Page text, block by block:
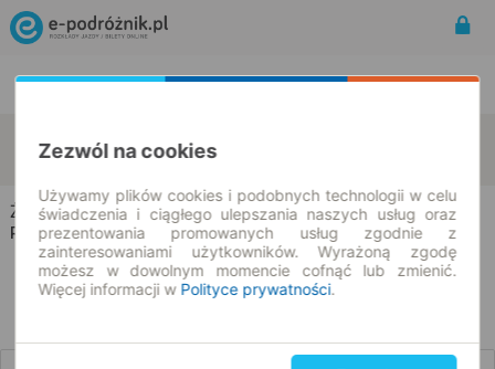
07.08.2026 | -- : --
Żdżary → Podanin
Rozkład jazdy i bilety
Zezwól na cookies
Używamy plików cookies i podobnych technologii w celu
świadczenia i ciągłego ulepszania naszych usług oraz
prezentowania promowanych usług zgodnie z
zainteresowaniami użytkowników. Wyrażoną zgodę
możesz w dowolnym momencie cofnąć lub zmienić.
Więcej informacji w Polityce prywatności.